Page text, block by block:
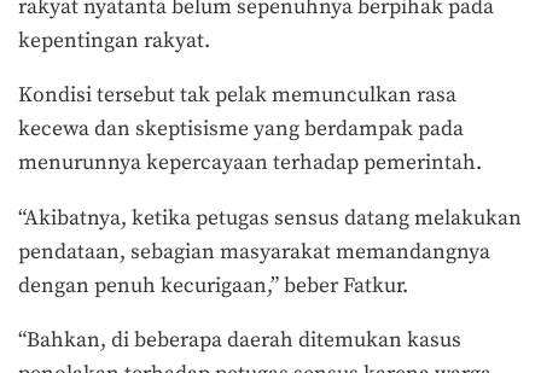
rakyat nyatanta belum sepenuhnya berpihak pada
kepentingan rakyat.
Kondisi tersebut tak pelak memunculkan rasa
kecewa dan skeptisisme yang berdampak pada
menurunnya kepercayaan terhadap pemerintah.
“Akibatnya, ketika petugas sensus datang melakukan
pendataan, sebagian masyarakat memandangnya
dengan penuh kecurigaan,” beber Fatkur.
“Bahkan, di beberapa daerah ditemukan kasus